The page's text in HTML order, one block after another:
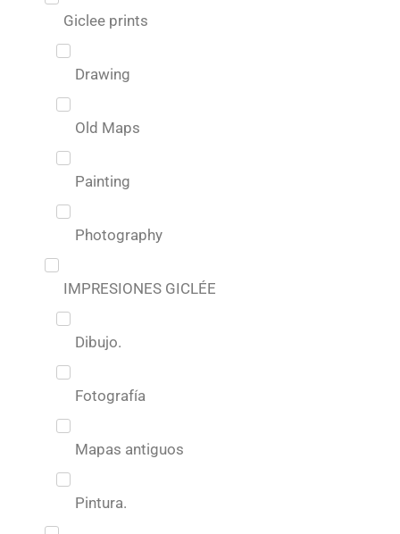
Giclee prints
Drawing
Old Maps
Painting
Photography
IMPRESIONES GICLÉE
Dibujo.
Fotografía
Mapas antiguos
Pintura.